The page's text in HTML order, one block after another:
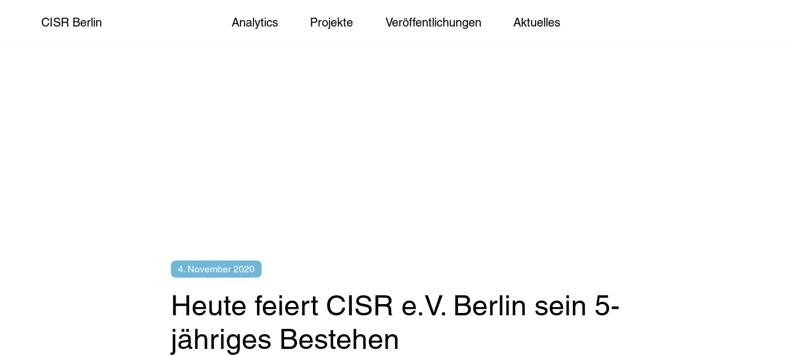
Analytics Projekte Veröffentlichungen Aktuelles
CISR Berlin
4. November 2020
Heute feiert CISR e.V. Berlin sein 5-
jähriges Bestehen